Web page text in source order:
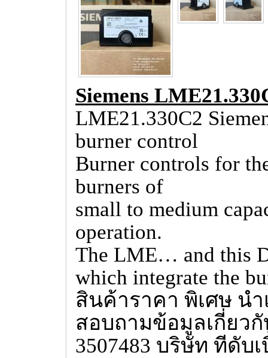
Siemens
LME21.330C2
burner control
Burner controls for
burners of
small to medium
operation.
The LME… and this
which integrate the
สินค้าราคา พิเศษ นำ
สอบถามข้อมูลเกี่ยวกั
3507483 บริษัท ทีดับ